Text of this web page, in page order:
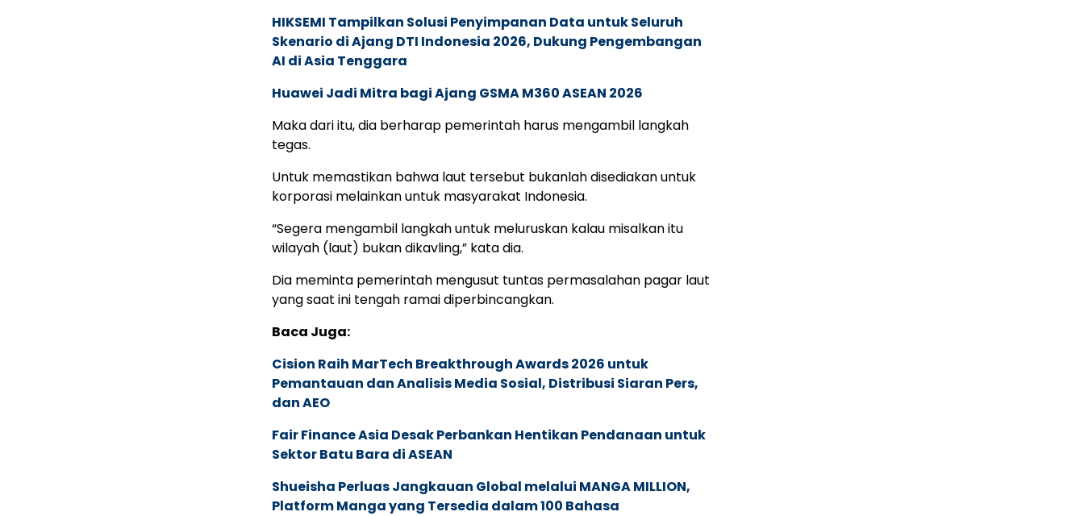
HIKSEMI Tampilkan Solusi Penyimpanan Data untuk Seluruh
Skenario di Ajang DTI Indonesia 2026, Dukung Pengembangan
AI di Asia Tenggara
Huawei Jadi Mitra bagi Ajang GSMA M360 ASEAN 2026
Maka dari itu, dia berharap pemerintah harus mengambil langkah
tegas.
Untuk memastikan bahwa laut tersebut bukanlah disediakan untuk
korporasi melainkan untuk masyarakat Indonesia.
“Segera mengambil langkah untuk meluruskan kalau misalkan itu
wilayah (laut) bukan dikavling,” kata dia.
Dia meminta pemerintah mengusut tuntas permasalahan pagar laut
yang saat ini tengah ramai diperbincangkan.
Baca Juga:
Cision Raih MarTech Breakthrough Awards 2026 untuk
Pemantauan dan Analisis Media Sosial, Distribusi Siaran Pers,
dan AEO
Fair Finance Asia Desak Perbankan Hentikan Pendanaan untuk
Sektor Batu Bara di ASEAN
Shueisha Perluas Jangkauan Global melalui MANGA MILLION,
Platform Manga yang Tersedia dalam 100 Bahasa